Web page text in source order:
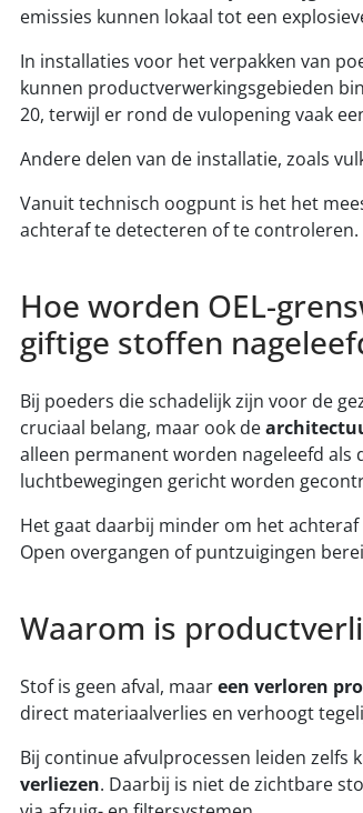
emissies kunnen lokaal tot een
In installaties voor het verpakken van
kunnen productverwerkingsgebieden
20, terwijl er rond de vulopening vaak
Andere delen van de installatie, zoals
Vanuit technisch oogpunt is het het
achteraf te detecteren of te controleren.
Hoe worden OEL-
giftige stoffen
Bij poeders die schadelijk zijn voor de
cruciaal belang, maar ook de
alleen permanent worden nageleefd
luchtbewegingen gericht worden
Het gaat daarbij minder om het
Open overgangen of puntzuigingen
Waarom is
Stof is geen afval, maareen verloren
direct materiaalverlies en verhoogt
Bij continue afvulprocessen leiden zelfs
verliezen. Daarbij is niet de zichtbare